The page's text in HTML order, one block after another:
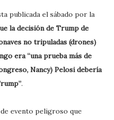
publicada el sábado por la
la decisión de Trump de
no tripuladas (drones)
era “una prueba más de
Nancy) Pelosi debería
.
evento peligroso que